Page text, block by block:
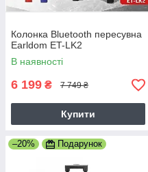
Колонка Bluetooth пересувна
Earldom ET-LK2
В наявності
6 199 ₴ 7 749 ₴
Купити
–20% Подарунок